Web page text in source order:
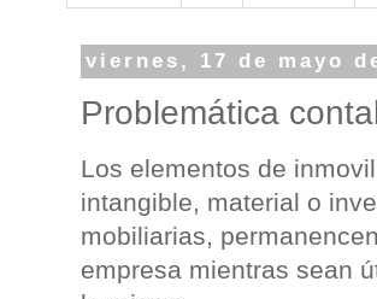
viernes, 17 de mayo
Problemática
Los elementos de
intangible, material o
mobiliarias,
empresa mientras sean